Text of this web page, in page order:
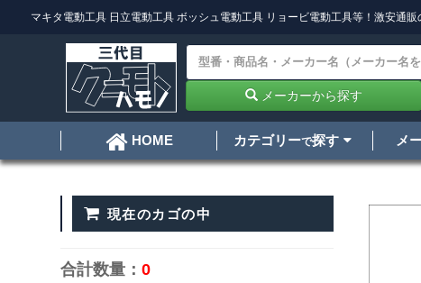
マキタ電動工具 日立電動工具 ボッシュ電動工具 リョービ電動工具等！激安通販
メーカーから探す
HOME カテゴリーで探す メ
現在のカゴの中
合計数量：0